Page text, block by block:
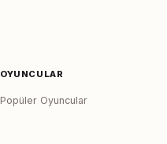
OYUNCULAR
Popüler Oyuncular